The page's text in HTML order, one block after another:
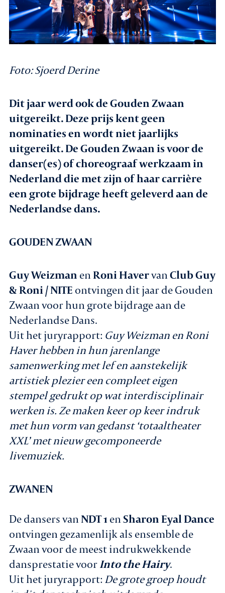
Aanmelden nieuwsbrief
Foto:Sjoerd Derine
Dit jaar werd ook de Gouden Zwaan
uitgereikt. Deze prijs kent geen
nominaties en wordt niet jaarlijks
uitgereikt. De Gouden Zwaan is voor de
danser(es) of choreograaf werkzaam in
Nederland die met zijn of haar carrière
een grote bijdrage heeft geleverd aan de
Nederlandse dans.
GOUDEN ZWAAN
Guy Weizman enRoni HavervanClub Guy
& Roni / NITE ontvingen dit jaar de Gouden
Zwaan voor hun grote bijdrage aan de
Nederlandse Dans.
Uit het juryrapport: Guy Weizman en Roni
Haver hebben in hun jarenlange
samenwerking met lef en aanstekelijk
artistiek plezier een compleet eigen
stempel gedrukt op wat interdisciplinair
werken is. Ze maken keer op keer indruk
met hun vorm van gedanst ‘totaaltheater
XXL’ met nieuw gecomponeerde
livemuziek.
ZWANEN
De dansers vanNDT 1enSharon Eyal Dance
ontvingen gezamenlijk als ensemble de
Zwaan voor de meest indrukwekkende
dansprestatie voorInto the Hairy.
Uit het juryrapport: De grote groep houdt